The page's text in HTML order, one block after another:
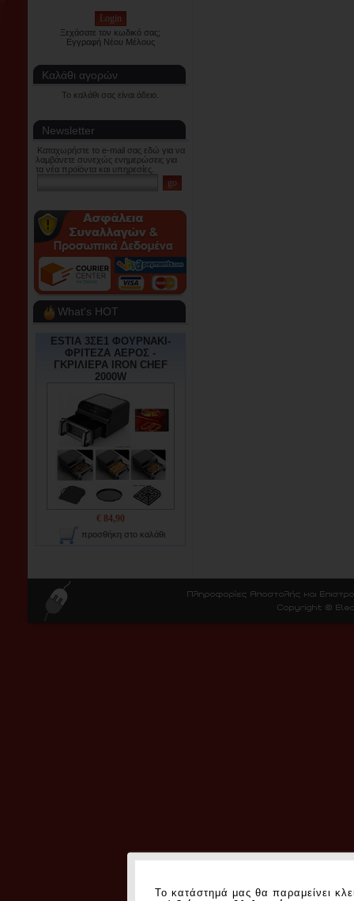
Ξεχάσατε τον κωδικό σας;
Εγγραφή Νέου Μέλους
Καλάθι αγορών
Το καλάθι σας είναι άδειο.
Newsletter
Καταχωρήστε το e-mail σας εδώ για να
λαμβάνετε συνεχώς ενημερώσεις για
τα νέα προϊόντα και υπηρεσίες.
What's HOT
ESTIA 3ΣΕ1 ΦΟΥΡΝΑΚΙ-
ΦΡΙΤΕΖΑ ΑΕΡΟΣ -
ΓΚΡΙΛΙΕΡΑ IRON CHEF
2000W
€ 84,90
προσθήκη στο καλάθι
Το κατάστημά μας θα παραμείνει